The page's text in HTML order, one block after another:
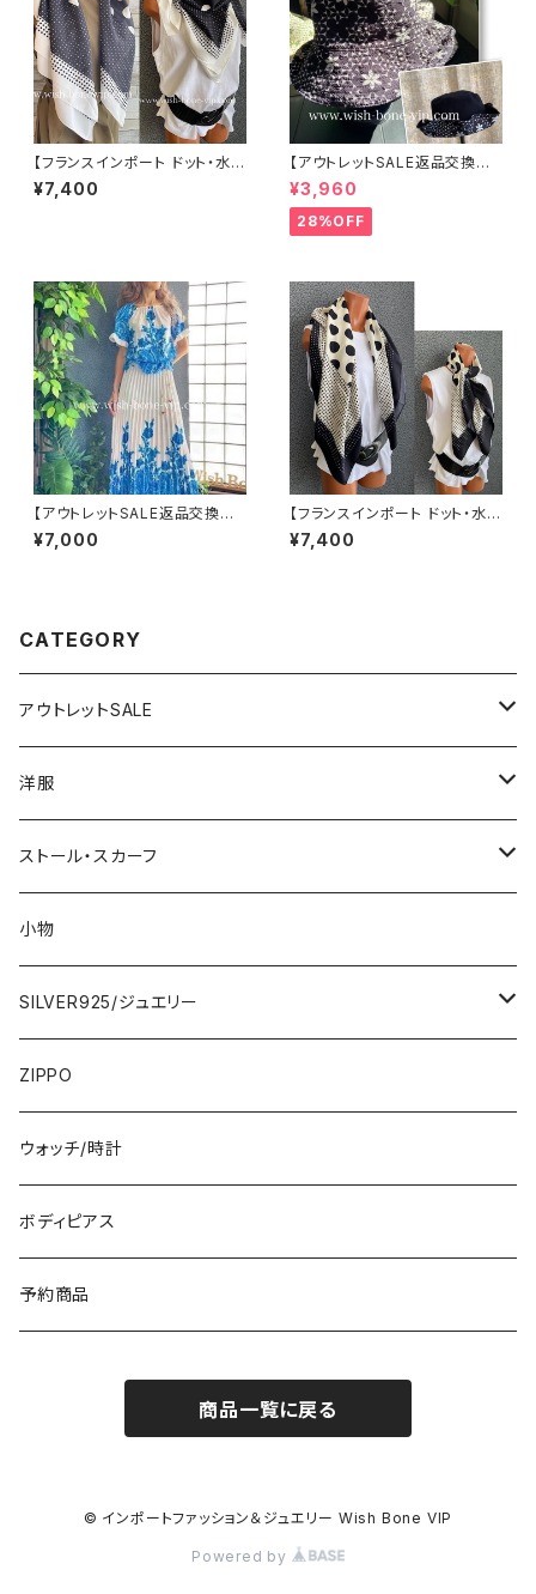
【フランスインポート ドット・水玉
大判スカーフ】90cmスクエア
スカーフ/ブラック＆ホワイトMIX
¥7,400
【アウトレットSALE返品交換不
可8/20まで】ワッフル立体フラワ
ー＆無地 2way リバーシブルハ
ット・ワイヤー入り変形ハット・フ
ラワー帽子【ブラック】
¥3,960
28%OFF
【アウトレットSALE返品交換不
可8/20まで】イタリア製ロング・
マキシスカート＆トップス セット
¥7,000
【フランスインポート ドット・水玉
大判スカーフ】90cmスクエア
スカーフ/ホワイト＆ブラックMIX
¥7,400
CATEGORY
アウトレットSALE
1000円
2000円
3000円
5000円
7000円
洋服
インポートワンピース
ロング・マキシ
ひざ・ミディ
トップス・カーディガン・アウター
カーディガン
イタリア製ジャケット
スカート・パンツ
ストール・スカーフ
大判ストール・ロングスカーフ
小さめスカーフ
コットンストール・スカーフ
冬物・マフラー
小物
SILVER925/ジュエリー
指輪・リング
ネックレス・ペンダントトップ
ピアス・イヤリング
ブレスレット・バングル
ZIPPO
ウォッチ/時計
ボディピアス
予約商品
商品一覧に戻る
© インポートファッション＆ジュエリー Wish Bone VIP
Powered by